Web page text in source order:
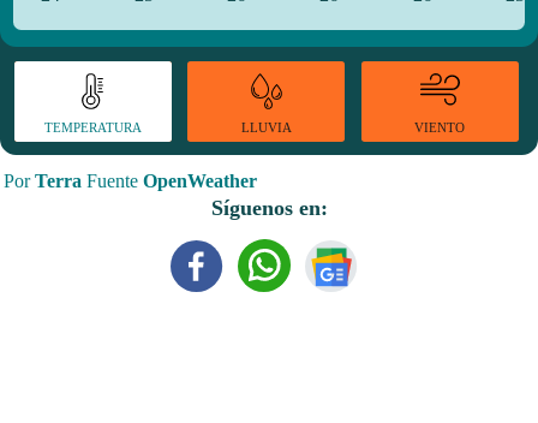
TEMPERATURA LLUVIA VIENTO
PorTerra Fuente OpenWeather
Síguenos en: